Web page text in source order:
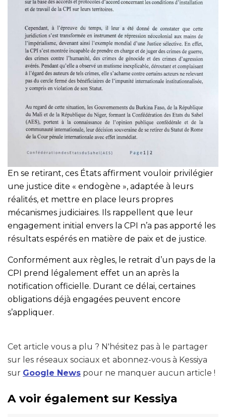
En se retirant, ces États affirment vouloir privilégier
une justice dite « endogène », adaptée à leurs
réalités, et mettre en place leurs propres
mécanismes judiciaires. Ils rappellent que leur
engagement initial envers la CPI n’a pas apporté les
résultats espérés en matière de paix et de justice.
Conformément aux règles, le retrait d’un pays de la
CPI prend légalement effet un an après la
notification officielle. Durant ce délai, certaines
obligations déjà engagées peuvent encore
s’appliquer.
Cet article vous a plu ? N'hésitez pas à le partager
sur les réseaux sociaux et abonnez-vous à Kessiya
sur Google News pour ne manquer aucun article !
A voir également sur Kessiya